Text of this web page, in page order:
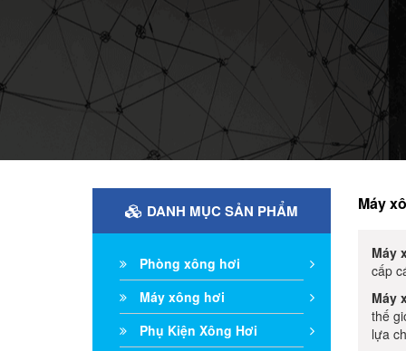
DANH MỤC SẢN PHẨM
Phòng xông hơi
Máy xông hơi
Phụ Kiện Xông Hơi
Máy
Máy
cấp
Máy
thế
lựa